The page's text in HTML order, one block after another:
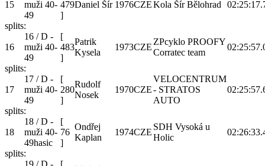
15
muži 40-
49
479
]
Daniel Šír 1976CZEKola Šír Bělohrad
splits:
16
16 / D -
muži 40-
49
[
483
]
Patrik
Kysela
1973CZE
ZPcyklo PROOFY
Corratec team
splits:
17
17 / D -
muži 40-
49
[
280
]
Rudolf
Nosek
1970CZE
VELOCENTRUM
- STRATOS
AUTO
splits:
18
18 / D -
muži 40-
49hasic
[
76
]
Ondřej
Kaplan
1974CZE
SDH Vysoká u
Holic
splits: